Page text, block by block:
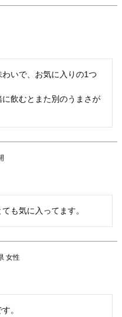
いで、お気に入りの1つ
飲むとまた別のうまさが
も気に入ってます。
女性
。